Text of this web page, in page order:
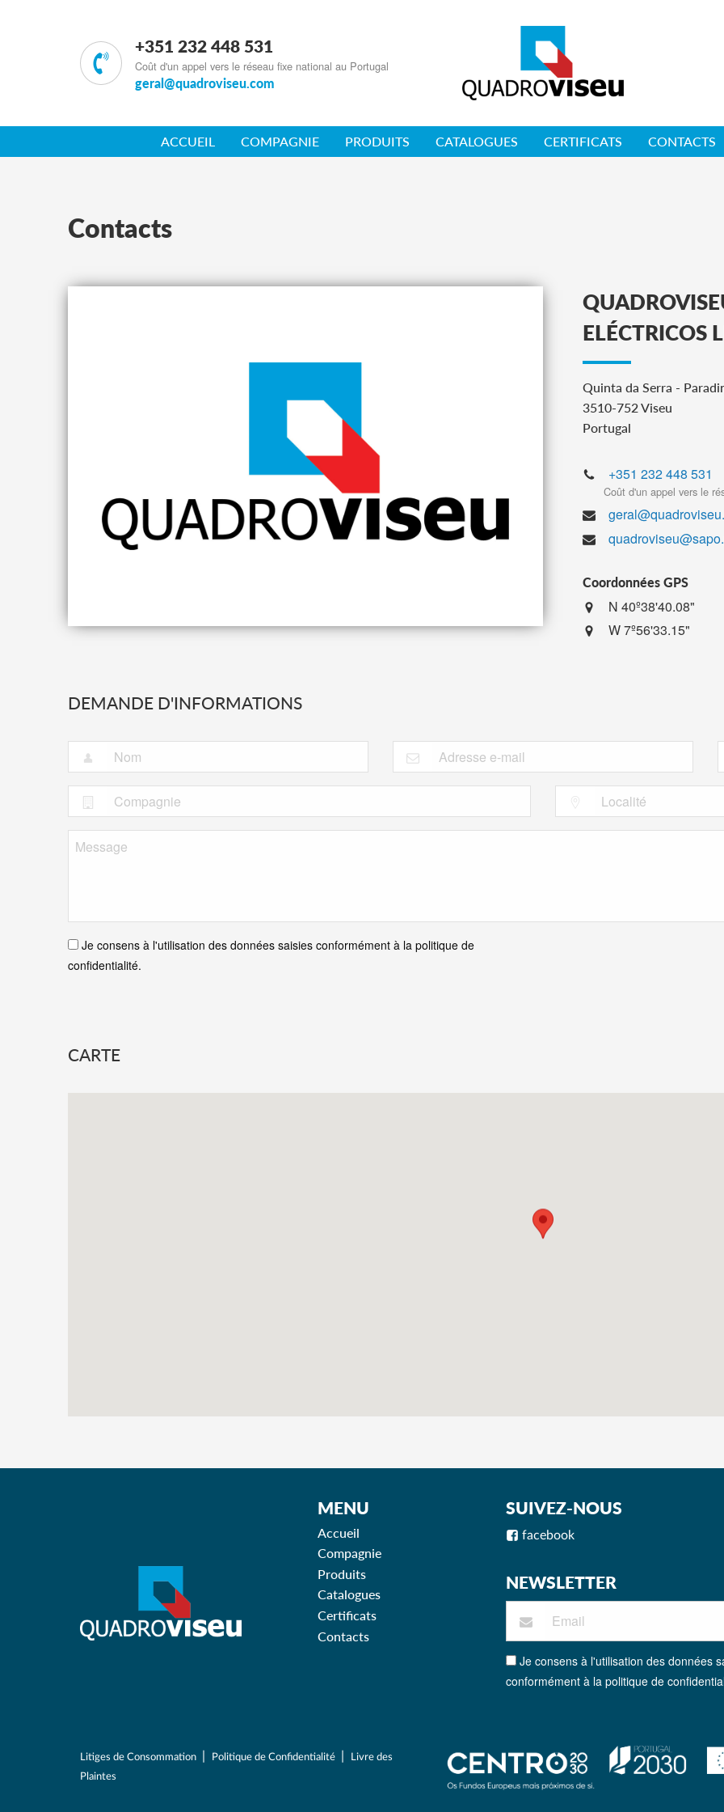
+351 232 448 531
Coût d'un appel vers le réseau fixe national au Portugal
geral@quadroviseu.com
ACCUEIL COMPAGNIE PRODUITS CATALOGUES CERTIFICATS CONTACTS
Contacts
ELÉCTRICOS
Quinta da Serra -
3510-752 Viseu
Portugal
+351 232 448 531
Coût d'un appel vers le
Coordonnées GPS
N 40º38'40.08"
W 7º56'33.15"
DEMANDE D'INFORMATIONS
Je consens à l'utilisation des données saisies conformément à la politique de
confidentialité.
CARTE
MENU
Accueil
Compagnie
Produits
Catalogues
Certificats
Contacts
SUIVEZ-NOUS
facebook
NEWSLETTER
Je consens à l'utilisation des données
conformément à la politique de
Litiges de Consommation Politique de Confidentialité
Livre des
Plaintes